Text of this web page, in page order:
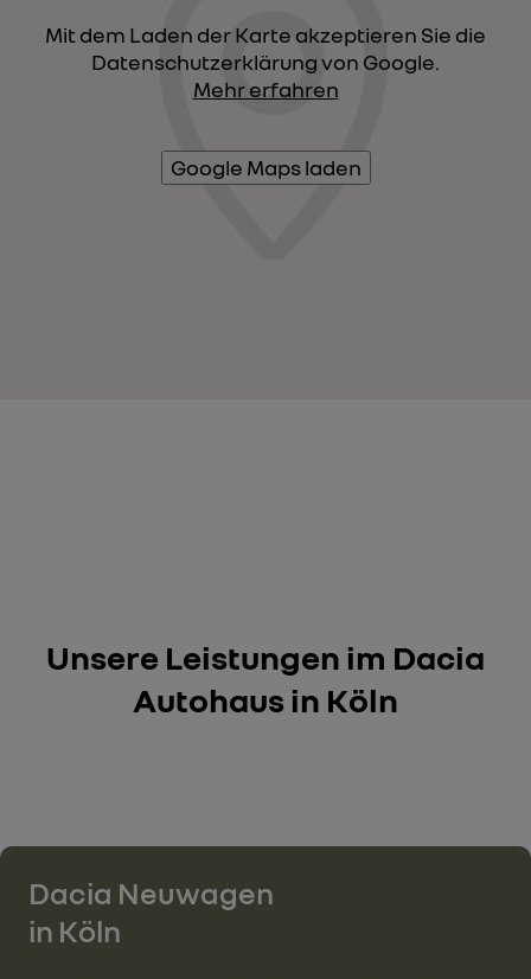
Mit dem Laden der Karte akzeptieren Sie die
Datenschutzerklärung von Google.
Mehr erfahren
Google Maps laden
Unsere Leistungen im Dacia
Autohaus in Köln
Dacia Neuwagen
in Köln